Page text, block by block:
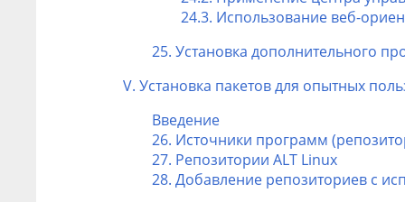
24.3. Использование веб-
25. Установка дополнительного
V. Установка пакетов для опытных
Введение
26. Источники программ
27. Репозитории ALT Linux
28. Добавление репозиториев с